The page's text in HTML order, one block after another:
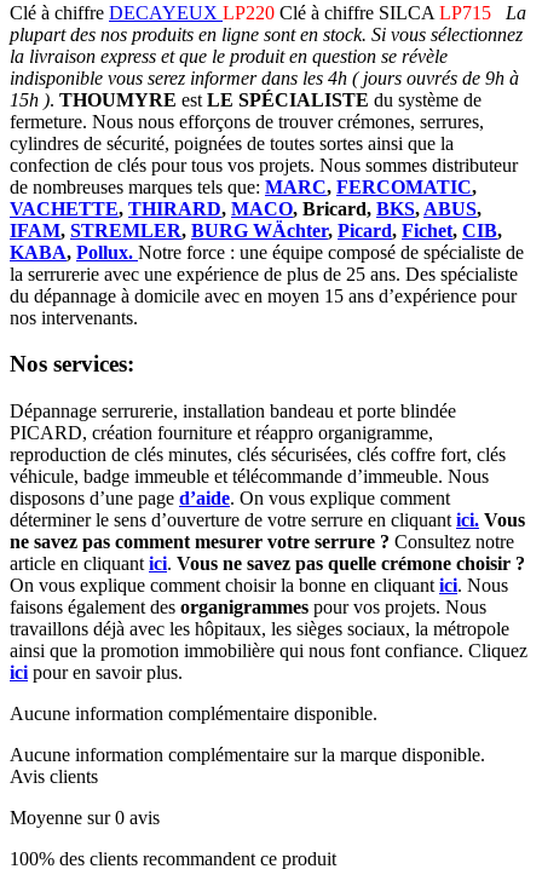
Clé à chiffre DECAYEUX LP220 Clé à chiffre SILCA LP715
La
plupart des nos produits en ligne sont en stock. Si vous sélectionnez
la livraison express et que le produit en question se révèle
indisponible vous serez informer dans les 4h ( jours ouvrés de 9h à
15h ). THOUMYRE est LE SPÉCIALISTE du système de
fermeture. Nous nous efforçons de trouver crémones, serrures,
cylindres de sécurité, poignées de toutes sortes ainsi que la
confection de clés pour tous vos projets. Nous sommes distributeur
de nombreuses marques tels que: MARC, FERCOMATIC,
VACHETTE, THIRARD, MACO, Bricard, BKS, ABUS,
IFAM, STREMLER, BURG WÄchter, Picard, Fichet, CIB,
KABA, Pollux. Notre force : une équipe composé de spécialiste de
la serrurerie avec une expérience de plus de 25 ans. Des spécialiste
du dépannage à domicile avec en moyen 15 ans d’expérience pour
nos intervenants.
Nos services:
Dépannage serrurerie, installation bandeau et porte blindée
PICARD, création fourniture et réappro organigramme,
reproduction de clés minutes, clés sécurisées, clés coffre fort, clés
véhicule, badge immeuble et télécommande d’immeuble. Nous
disposons d’une page d’aide. On vous explique comment
déterminer le sens d’ouverture de votre serrure en cliquant ici. Vous
ne savez pas comment mesurer votre serrure ? Consultez notre
article en cliquant ici. Vous ne savez pas quelle crémone choisir ?
On vous explique comment choisir la bonne en cliquant ici. Nous
faisons également des organigrammes pour vos projets. Nous
travaillons déjà avec les hôpitaux, les sièges sociaux, la métropole
ainsi que la promotion immobilière qui nous font confiance. Cliquez
ici pour en savoir plus.
Aucune information complémentaire disponible.
Aucune information complémentaire sur la marque disponible.
Avis clients
Moyenne sur 0 avis
100% des clients recommandent ce produit